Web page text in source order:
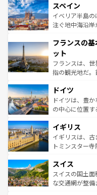
ろん、トスカー
景など、自然
ピザやパスタな
ませてくれるイ
なお、新着のイ
しい。
スペイン
イベリア半島
注ぐ地中海沿岸
文化が根付くこ
れる闘牛、そし
る。首都マド
アートに溢れた
せる。地方に
ンテンツ一覧を
フランスの
ット
フランスは、
指の観光地だ。
で、幅広い魅
聖堂、美しい
から魅了する
いる。シャンパ
香り高いラベ
らに、パリ以
れる地方に足を
き
を参照してほし
ドイツ
ドイツは、豊
の中心に位置
顔を持つこの国
ルリンの文化
してライン川
は、お酒好きな人に
ドイツ情報はコ
イギリス
イギリスは、
トミンスター
リアごとに異な
ティー、ビー
戦など、本場
スイス
スイスの国土
な交通網が整